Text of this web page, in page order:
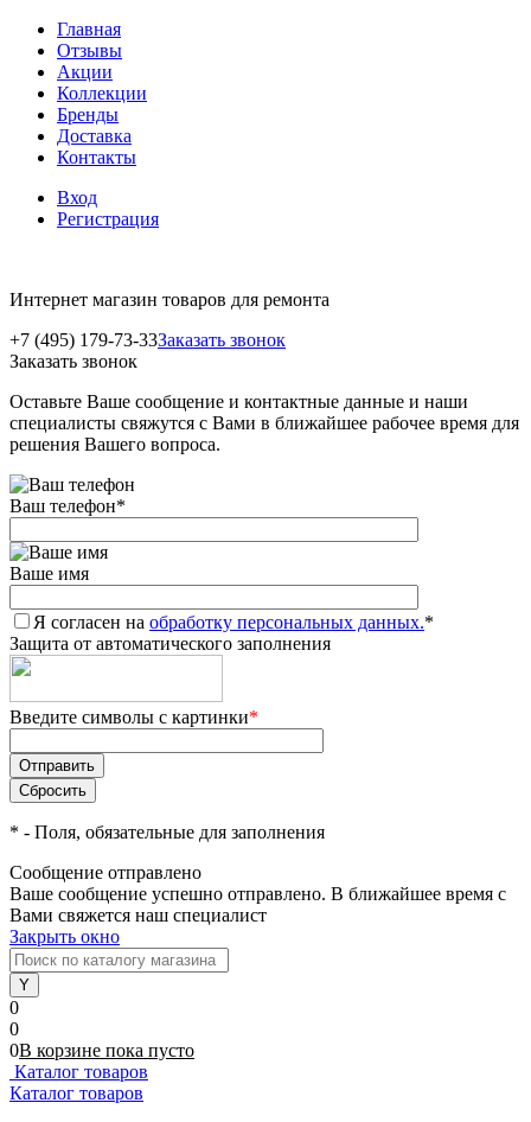
Главная
Отзывы
Акции
Коллекции
Бренды
Доставка
Контакты
Вход
Регистрация
Интернет магазин товаров для ремонта
+7 (495) 179-73-33Заказать звонок
Заказать звонок
Оставьте Ваше сообщение и контактные данные и наши
специалисты свяжутся с Вами в ближайшее рабочее время для
решения Вашего вопроса.
Ваш телефон*
Ваше имя
Я согласен на обработку персональных данных.*
Защита от автоматического заполнения
Введите символы с картинки*
* - Поля, обязательные для заполнения
Сообщение отправлено
Ваше сообщение успешно отправлено. В ближайшее время с
Вами свяжется наш специалист
Закрыть окно
0
0
0В корзине пока пусто
Каталог товаров
Каталог товаров